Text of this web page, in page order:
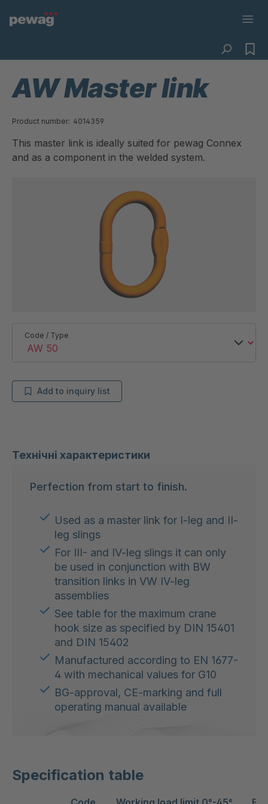
Технічні характеристики
Perfection from start to finish.
Used as a master link for I-leg and II-
leg slings
For III- and IV-leg slings it can only
be used in conjunction with BW
transition links in VW IV-leg
assemblies
See table for the maximum crane
hook size as specified by DIN 15401
and DIN 15402
Manufactured according to EN 1677-
4 with mechanical values for G10
BG-approval, CE-marking and full
operating manual available
AW Master link
Product number: 4014359
This master link is ideally suited for pewag Connex
and as a component in the welded system.
Code / Type
Add to inquiry list
Specification table